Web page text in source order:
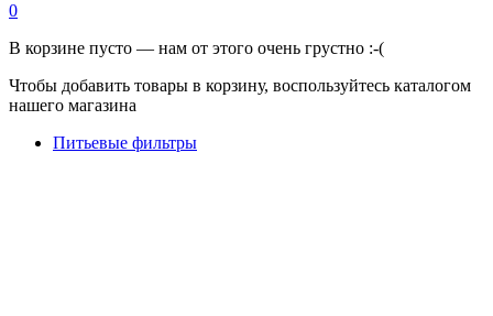
0
В корзине пусто — нам от этого очень грустно :-(
Чтобы добавить товары в корзину, воспользуйтесь каталогом
нашего магазина
Питьевые фильтры